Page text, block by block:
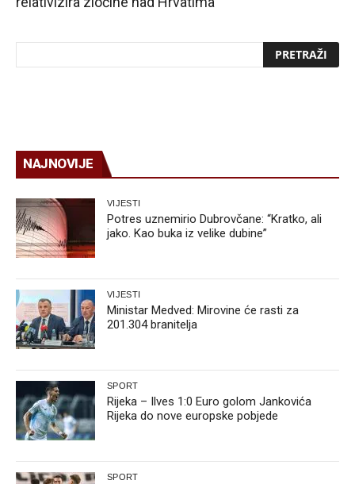
NAJNOVIJE
VIJESTI
Potres uznemirio Dubrovčane: “Kratko, ali
jako. Kao buka iz velike dubine”
VIJESTI
Ministar Medved: Mirovine će rasti za
201.304 branitelja
SPORT
Rijeka – Ilves 1:0 Euro golom Jankovića
Rijeka do nove europske pobjede
SPORT